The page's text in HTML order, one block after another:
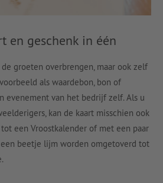
en geschenk in één
groeten overbrengen, maar ook zelf
als waardebon, bon of
evenement van het bedrijf zelf. Als u
kan de kaart misschien ook
een Vroostkalender of met een paar
beetje lijm worden omgetoverd tot